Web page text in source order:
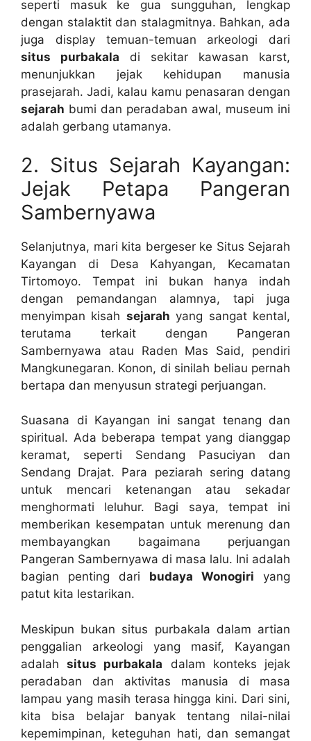
seperti masuk ke gua sungguhan, lengkap
dengan stalaktit dan stalagmitnya. Bahkan, ada
juga display temuan-temuan arkeologi dari
situs purbakala di sekitar kawasan karst,
menunjukkan jejak kehidupan manusia
prasejarah. Jadi, kalau kamu penasaran dengan
sejarah bumi dan peradaban awal, museum ini
adalah gerbang utamanya.
2. Situs Sejarah Kayangan:
Jejak Petapa Pangeran
Sambernyawa
Selanjutnya, mari kita bergeser ke Situs Sejarah
Kayangan di Desa Kahyangan, Kecamatan
Tirtomoyo. Tempat ini bukan hanya indah
dengan pemandangan alamnya, tapi juga
menyimpan kisah sejarah yang sangat kental,
terutama terkait dengan Pangeran
Sambernyawa atau Raden Mas Said, pendiri
Mangkunegaran. Konon, di sinilah beliau pernah
bertapa dan menyusun strategi perjuangan.
Suasana di Kayangan ini sangat tenang dan
spiritual. Ada beberapa tempat yang dianggap
keramat, seperti Sendang Pasuciyan dan
Sendang Drajat. Para peziarah sering datang
untuk mencari ketenangan atau sekadar
menghormati leluhur. Bagi saya, tempat ini
memberikan kesempatan untuk merenung dan
membayangkan bagaimana perjuangan
Pangeran Sambernyawa di masa lalu. Ini adalah
bagian penting dari budaya Wonogiri yang
patut kita lestarikan.
Meskipun bukan situs purbakala dalam artian
penggalian arkeologi yang masif, Kayangan
adalahsitus purbakala dalam konteks jejak
peradaban dan aktivitas manusia di masa
lampau yang masih terasa hingga kini. Dari sini,
kita bisa belajar banyak tentang nilai-nilai
kepemimpinan, keteguhan hati, dan semangat